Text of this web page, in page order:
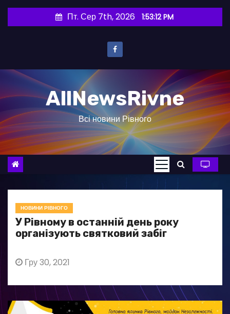
и
о
в
Пт. Сер 7th, 2026 1:53:13 PM
AllNewsRivne
Всі новини Рівного
НОВИНИ РІВНОГО
У Рівному в останній день року
організують святковий забіг
Гру 30, 2021